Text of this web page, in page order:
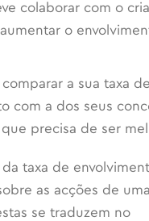
colaborar com o
o
a sua taxa de
com a dos seus
precisa de ser
da taxa de
as acções de
se traduzem no